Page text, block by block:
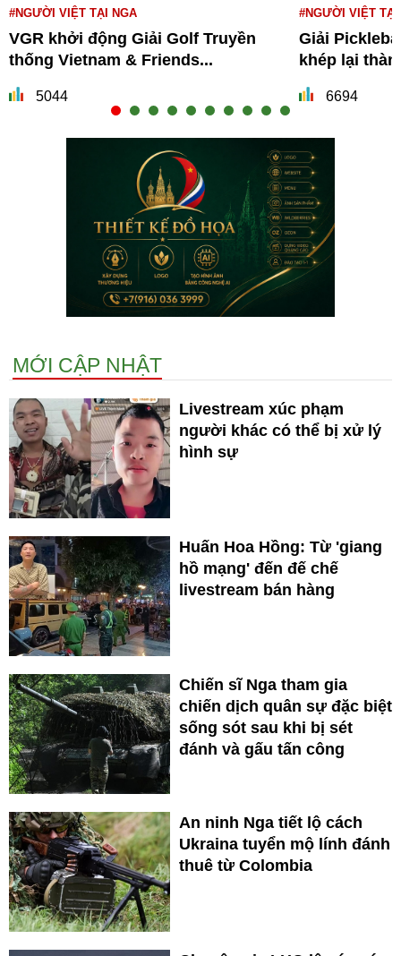
#NGƯỜI VIỆT TẠI NGA
VGR khởi động Giải Golf Truyền
thống Vietnam & Friends...
5044
#NGƯỜI VIỆT TẠI
Giải
khép lại
6694
MỚI CẬP NHẬT
Livestream xúc phạm
người khác có thể bị xử lý
hình sự
Huấn Hoa Hồng: Từ 'giang
hồ mạng' đến đế chế
livestream bán hàng
Chiến sĩ Nga tham gia
chiến dịch quân sự đặc biệt
sống sót sau khi bị sét
đánh và gấu tấn công
An ninh Nga tiết lộ cách
Ukraina tuyển mộ lính đánh
thuê từ Colombia